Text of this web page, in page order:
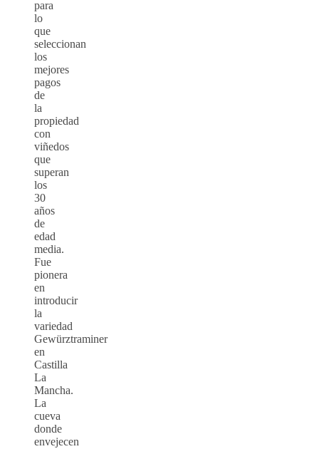
para
lo
que
seleccionan
los
mejores
pagos
de
la
propiedad
con
viñedos
que
superan
los
30
años
de
edad
media.
Fue
pionera
en
introducir
la
variedad
Gewürztraminer
en
Castilla
La
Mancha.
La
cueva
donde
envejecen